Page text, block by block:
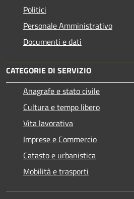
Politici
Personale Amministrativo
Documenti e dati
CATEGORIE DI SERVIZIO
Anagrafe e stato civile
Cultura e tempo libero
Vita lavorativa
Imprese e Commercio
Catasto e urbanistica
Mobilità e trasporti